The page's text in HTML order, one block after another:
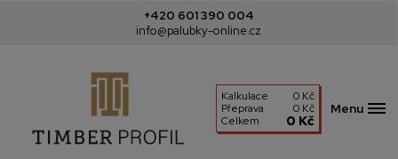
+420 601 390 004
info@palubky-online.cz
Kalkulace
0 Kč
Přeprava
0 Kč
Celkem
0 Kč
Menu